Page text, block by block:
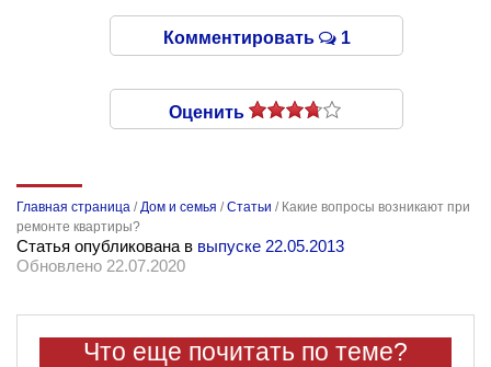
Комментировать 1
Оценить
Главная страница /Дом и семья /Статьи / Какие вопросы возникают при
ремонте квартиры?
Статья опубликована в выпуске 22.05.2013
Обновлено 22.07.2020
Что еще почитать по теме?